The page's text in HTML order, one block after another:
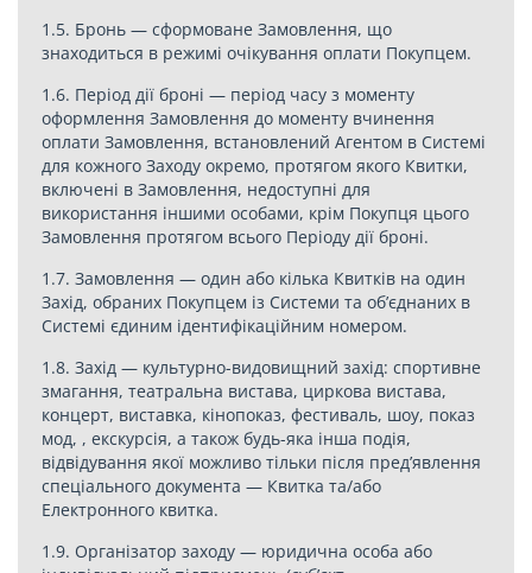
1.5. Бронь — сформоване Замовлення, що
знаходиться в режимі очікування оплати Покупцем.
1.6. Період дії броні — період часу з моменту
оформлення Замовлення до моменту вчинення
оплати Замовлення, встановлений Агентом в Системі
для кожного Заходу окремо, протягом якого Квитки,
включені в Замовлення, недоступні для
використання іншими особами, крім Покупця цього
Замовлення протягом всього Періоду дії броні.
1.7. Замовлення — один або кілька Квитків на один
Захід, обраних Покупцем із Системи та об’єднаних в
Системі єдиним ідентифікаційним номером.
1.8. Захід — культурно-видовищний захід: спортивне
змагання, театральна вистава, циркова вистава,
концерт, виставка, кінопоказ, фестиваль, шоу, показ
мод, , екскурсія, а також будь-яка інша подія,
відвідування якої можливо тільки після пред’явлення
спеціального документа — Квитка та/або
Електронного квитка.
1.9. Організатор заходу — юридична особа або